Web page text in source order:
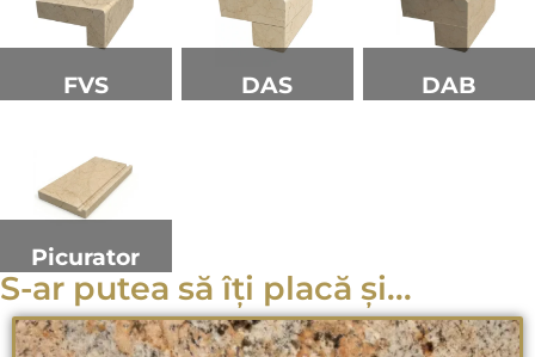
FVS DAS DAB
Picurator
S-ar putea să îți placă și...